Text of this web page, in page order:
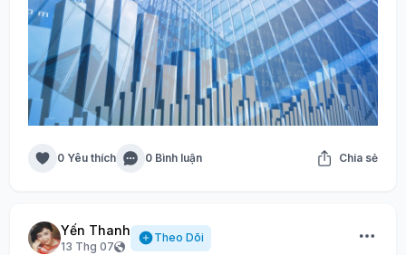
0 Yêu thích 0 Bình luận Chia sẻ
Yến Thanh
13 Thg 07
Theo Dõi